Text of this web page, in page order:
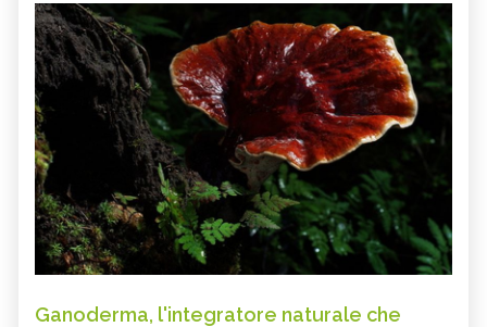
Ganoderma, l'integratore naturale che